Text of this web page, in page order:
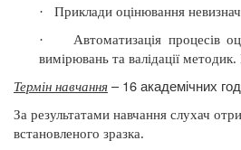
·
Приклади оцінювання
·
Автоматизація процесів
вимірювань та валідації
Термін навчання – 16 академічних
За результатами навчання слухач
встановленого зразка.